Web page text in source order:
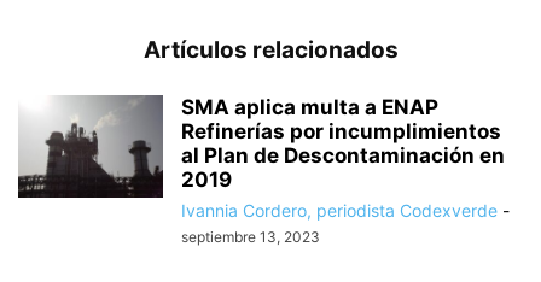
Artículos relacionados
SMA aplica multa a ENAP
Refinerías por incumplimientos
al Plan de Descontaminación en
2019
Ivannia Cordero, periodista Codexverde -
septiembre 13, 2023